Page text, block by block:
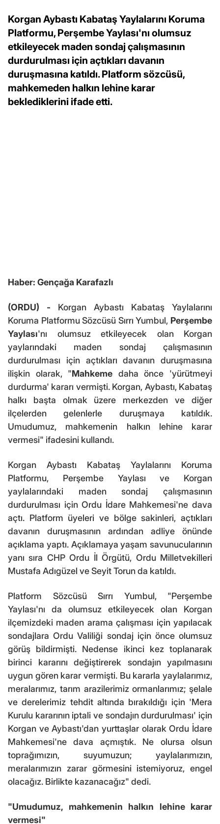
Korgan Aybastı Kabataş Yaylalarını Koruma
Platformu, Perşembe Yaylası'nı olumsuz
etkileyecek maden sondaj çalışmasının
durdurulması için açtıkları davanın
duruşmasına katıldı. Platform sözcüsü,
mahkemeden halkın lehine karar
beklediklerini ifade etti.
Haber: Gençağa Karafazlı
(ORDU) - Korgan Aybastı Kabataş Yaylalarını
Koruma Platformu Sözcüsü Sırrı Yumbul, Perşembe
Yaylası'nı olumsuz etkileyecek olan Korgan
yaylarındaki maden sondaj çalışmasının
durdurulması için açtıkları davanın duruşmasına
ilişkin olarak, "Mahkeme daha önce 'yürütmeyi
durdurma' kararı vermişti. Korgan, Aybastı, Kabataş
halkı başta olmak üzere merkezden ve diğer
ilçelerden gelenlerle duruşmaya katıldık.
Umudumuz, mahkemenin halkın lehine karar
vermesi" ifadesini kullandı.
Korgan Aybastı Kabataş Yaylalarını Koruma
Platformu, Perşembe Yaylası ve Korgan
yaylalarındaki maden sondaj çalışmasının
durdurulması için Ordu İdare Mahkemesi'ne dava
açtı. Platform üyeleri ve bölge sakinleri, açtıkları
davanın duruşmasının ardından adliye önünde
açıklama yaptı. Açıklamaya yaşam savunucularının
yanı sıra CHP Ordu İl Örgütü, Ordu Milletvekilleri
Mustafa Adıgüzel ve Seyit Torun da katıldı.
Platform Sözcüsü Sırrı Yumbul, "Perşembe
Yaylası'nı da olumsuz etkileyecek olan Korgan
ilçemizdeki maden arama çalışması için yapılacak
sondajlara Ordu Valiliği sondaj için önce olumsuz
görüş bildirmişti. Nedense ikinci kez toplanarak
birinci kararını değiştirerek sondajın yapılmasını
uygun gören karar vermişti. Bu kararla yaylalarımız,
meralarımız, tarım arazilerimiz ormanlarımız; şelale
ve derelerimiz tehdit altında bırakıldığı için 'Mera
Kurulu kararının iptali ve sondajın durdurulması' için
Korgan ve Aybastı'dan yurttaşlar olarak Ordu İdare
Mahkemesi'ne dava açmıştık. Ne olursa olsun
toprağımızın, suyumuzun; yaylalarımızın,
meralarımızın zarar görmesini istemiyoruz, engel
olacağız. Birlikte kazanacağız" dedi.
"Umudumuz, mahkemenin halkın lehine karar
vermesi"